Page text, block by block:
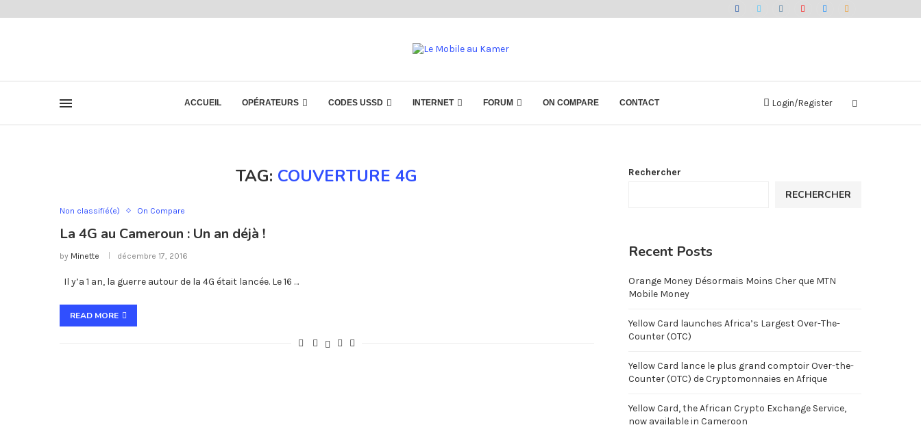
ACCUEIL OPÉRATEURS CODES USSD INTERNET FORUM ON COMPARE CONTACT Login/Register
TAG: COUVERTURE 4G
Non classifié(e) On Compare
La 4G au Cameroun : Un an déjà !
by Minette décembre 17, 2016
Il y’a 1 an, la guerre autour de la 4G était lancée. Le 16 …
READ MORE
Rechercher
RECHERCHER
Recent Posts
Orange Money Désormais Moins Cher que MTN
Mobile Money
Yellow Card launches Africa’s Largest Over-The-
Counter (OTC)
Yellow Card lance le plus grand comptoir Over-the-
Counter (OTC) de Cryptomonnaies en Afrique
Yellow Card, the African Crypto Exchange Service,
now available in Cameroon